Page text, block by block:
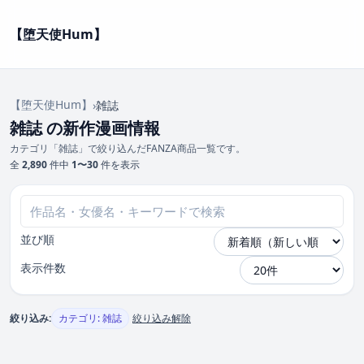
【堕天使Hum】
【堕天使Hum】 ›雑誌
雑誌 の新作漫画情報
カテゴリ「雑誌」で絞り込んだFANZA商品一覧です。
全 2,890件中 1〜30件を表示
並び順
表示件数
絞り込み: カテゴリ: 雑誌 絞り込み解除